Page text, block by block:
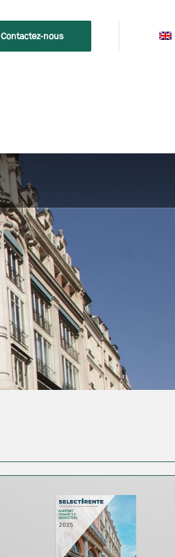
Contactez-nous